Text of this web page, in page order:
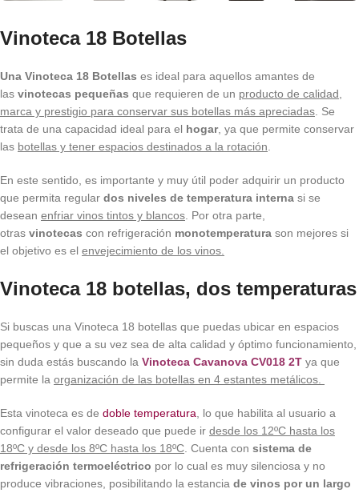
Vinoteca 18 Botellas
Una Vinoteca 18 Botellas es ideal para aquellos amantes de
las vinotecas pequeñas que requieren de un producto de calidad,
marca y prestigio para conservar sus botellas más apreciadas . Se
trata de una capacidad ideal para el hogar, ya que permite conservar
las botellas y tener espacios destinados a la rotación
En este sentido, es importante y muy útil poder adquirir un producto
que permita regular dos niveles de temperatura interna si se
desean enfriar vinos tintos y blancos . Por otra parte,
otras vinotecas con refrigeración monotemperatura son mejores si
el objetivo es el envejecimiento de los vinos.
Vinoteca 18 botellas, dos temperaturas
Si buscas una Vinoteca 18 botellas que puedas ubicar en espacios
pequeños y que a su vez sea de alta calidad y óptimo funcionamiento,
sin duda estás buscando la Vinoteca Cavanova CV018 2T ya que
permite la organización de las botellas en 4 estantes metálicos.
Esta vinoteca es de doble temperatura , lo que habilita al usuario a
configurar el valor deseado que puede ir desde los 12ºC hasta los
18ºC y desde los 8ºC hasta los 18ºC . Cuenta con sistema de
refrigeración termoeléctrico por lo cual es muy silenciosa y no
produce vibraciones, posibilitando la estancia de vinos por un largo